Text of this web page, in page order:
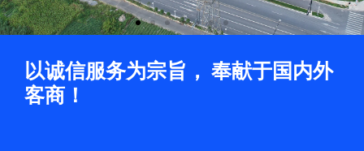
以诚信服务为宗旨， 奉献于国内外
客商！